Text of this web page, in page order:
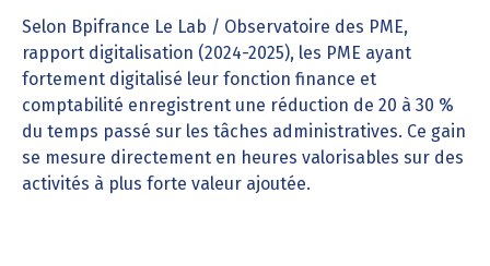
Selon Bpifrance Le Lab / Observatoire des PME,
rapport digitalisation (2024-2025), les PME ayant
fortement digitalisé leur fonction finance et
comptabilité enregistrent une réduction de 20 à 30 %
du temps passé sur les tâches administratives. Ce gain
se mesure directement en heures valorisables sur des
activités à plus forte valeur ajoutée.